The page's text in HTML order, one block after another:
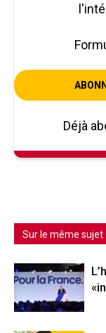
Déjà
Sur le même sujet